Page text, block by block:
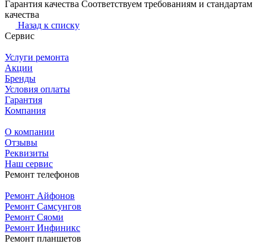
Гарантия качества Соответствуем требованиям и стандартам
качества
Назад к списку
Сервис
Услуги ремонта
Акции
Бренды
Условия оплаты
Гарантия
Компания
О компании
Отзывы
Реквизиты
Наш сервис
Ремонт телефонов
Ремонт Айфонов
Ремонт Самсунгов
Ремонт Сяоми
Ремонт Инфиникс
Ремонт планшетов